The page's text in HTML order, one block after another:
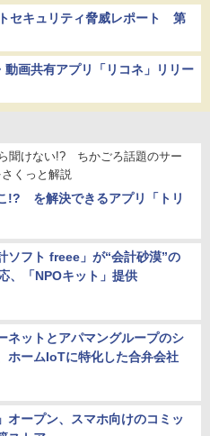
セキュリティ脅威レポート 第
画共有アプリ「リコネ」リリー
聞けない!? ちかごろ話題のサー
くっと解説
!? を解決できるアプリ「トリ
ソフト freee」が“会計砂漠”の
、「NPOキット」提供
ネットとアパマングループのシ
ホームIoTに特化した合弁会社
オープン、スマホ向けのコミッ